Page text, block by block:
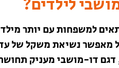
2 מושבים מתאים למשפחות
דו-מושבי מעניק